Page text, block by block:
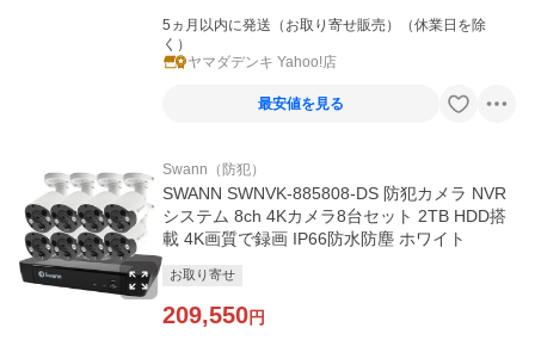
5ヵ月以内に発送（お取り寄せ販売）（休業日を除
く）
ヤマダデンキ Yahoo!店
最安値を見る
Swann（防犯）
SWANN SWNVK-885808-DS 防犯カメラ NVR
システム 8ch 4Kカメラ8台セット 2TB HDD搭
載 4K画質で録画 IP66防水防塵 ホワイト
お取り寄せ
209,550円